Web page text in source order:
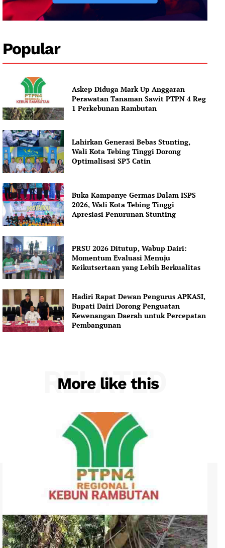
Company
About
Contact us
Subscription Plans
My account
Popular
Askep Diduga Mark Up Anggaran
Perawatan Tanaman Sawit PTPN 4 Reg
1 Perkebunan Rambutan
Lahirkan Generasi Bebas Stunting,
Wali Kota Tebing Tinggi Dorong
Optimalisasi SP3 Catin
Buka Kampanye Germas Dalam ISPS
2026, Wali Kota Tebing Tinggi
Apresiasi Penurunan Stunting
PRSU 2026 Ditutup, Wabup Dairi:
Momentum Evaluasi Menuju
Keikutsertaan yang Lebih Berkualitas
Hadiri Rapat Dewan Pengurus APKASI,
Bupati Dairi Dorong Penguatan
Kewenangan Daerah untuk Percepatan
Pembangunan
More like this
RELATED